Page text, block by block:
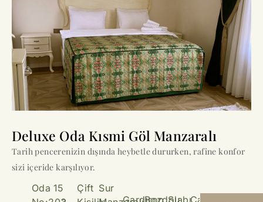
Deluxe Oda Kısmi Göl Manzaralı
Tarih pencerenizin dışında heybetle dururken, rafine konfor
sizi içeride karşılıyor.
Oda 15
Çift Sur